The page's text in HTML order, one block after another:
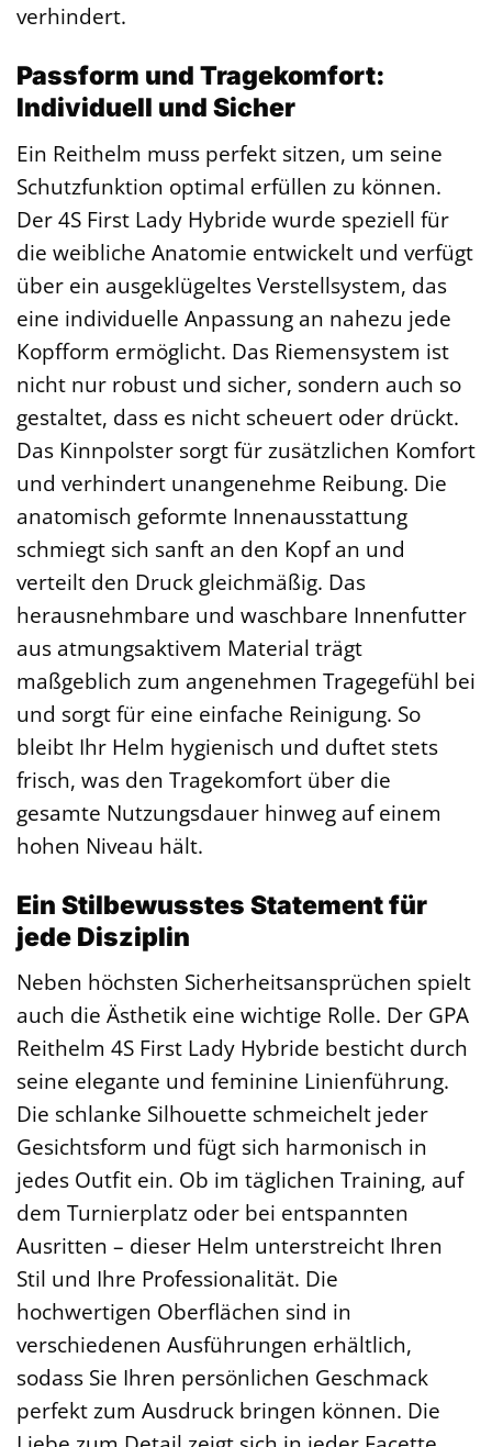
verhindert.
Passform und Tragekomfort:
Individuell und Sicher
Ein Reithelm muss perfekt sitzen, um seine
Schutzfunktion optimal erfüllen zu können.
Der 4S First Lady Hybride wurde speziell für
die weibliche Anatomie entwickelt und verfügt
über ein ausgeklügeltes Verstellsystem, das
eine individuelle Anpassung an nahezu jede
Kopfform ermöglicht. Das Riemensystem ist
nicht nur robust und sicher, sondern auch so
gestaltet, dass es nicht scheuert oder drückt.
Das Kinnpolster sorgt für zusätzlichen Komfort
und verhindert unangenehme Reibung. Die
anatomisch geformte Innenausstattung
schmiegt sich sanft an den Kopf an und
verteilt den Druck gleichmäßig. Das
herausnehmbare und waschbare Innenfutter
aus atmungsaktivem Material trägt
maßgeblich zum angenehmen Tragegefühl bei
und sorgt für eine einfache Reinigung. So
bleibt Ihr Helm hygienisch und duftet stets
frisch, was den Tragekomfort über die
gesamte Nutzungsdauer hinweg auf einem
hohen Niveau hält.
Ein Stilbewusstes Statement für
jede Disziplin
Neben höchsten Sicherheitsansprüchen spielt
auch die Ästhetik eine wichtige Rolle. Der GPA
Reithelm 4S First Lady Hybride besticht durch
seine elegante und feminine Linienführung.
Die schlanke Silhouette schmeichelt jeder
Gesichtsform und fügt sich harmonisch in
jedes Outfit ein. Ob im täglichen Training, auf
dem Turnierplatz oder bei entspannten
Ausritten – dieser Helm unterstreicht Ihren
Stil und Ihre Professionalität. Die
hochwertigen Oberflächen sind in
verschiedenen Ausführungen erhältlich,
sodass Sie Ihren persönlichen Geschmack
perfekt zum Ausdruck bringen können. Die